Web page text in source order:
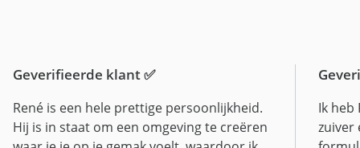
Geverifieerde klant ✅
René is een hele prettige persoonlijkheid.
Hij is in staat om een omgeving te creëren
Ik heb
zuiver